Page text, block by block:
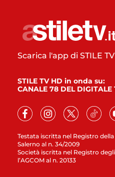
Testata iscritta nel Registro
Salerno al n. 34/2009
Società iscritta nel Registro
l’AGCOM al n. 20133
Scarica l'app di STILE
STILE TV HD in onda su:
CANALE 78 DEL DIGITALE